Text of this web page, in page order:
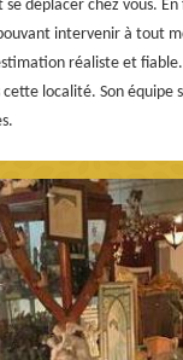
déplacer chez vous.
intervenir à tout
réaliste et
localité. Son équipe